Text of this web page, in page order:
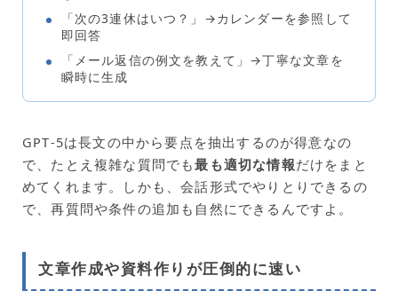
「次の3連休はいつ？」→カレンダーを参照して
即回答
「メール返信の例文を教えて」→丁寧な文章を
瞬時に生成
GPT‑5は長文の中から要点を抽出するのが得意なの
で、たとえ複雑な質問でも最も適切な情報だけをまと
めてくれます。しかも、会話形式でやりとりできるの
で、再質問や条件の追加も自然にできるんですよ。
文章作成や資料作りが圧倒的に速い